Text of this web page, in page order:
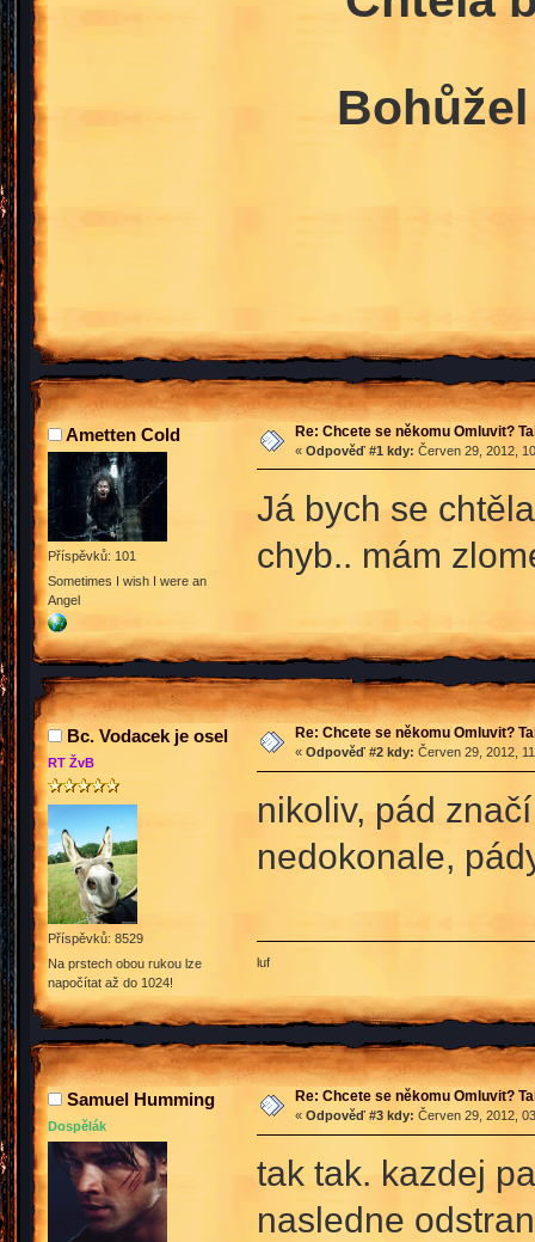
Ametten Cold
Příspěvků: 101
Sometimes I wish I were an
Angel
Re: Chcete se někomu Omluvit?
« Odpověď #1 kdy: Červen 29, 2012,
Já bych se
chyb.. mám
Bc. Vodacek je osel
RT ŽvB
Příspěvků: 8529
Na prstech obou rukou lze
napočítat až do 1024!
Re: Chcete se někomu Omluvit?
« Odpověď #2 kdy: Červen 29, 2012,
nikoliv, pád
nedokonale,
luf
Samuel Humming
Dospělák
Re: Chcete se někomu Omluvit?
« Odpověď #3 kdy: Červen 29, 2012,
tak tak. kazdej
nasledne